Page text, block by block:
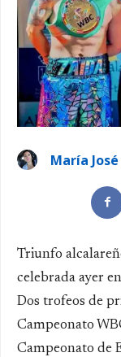
María
Triunfo
celebrada ayer
Dos trofeos de
Campeonato
Campeonato de